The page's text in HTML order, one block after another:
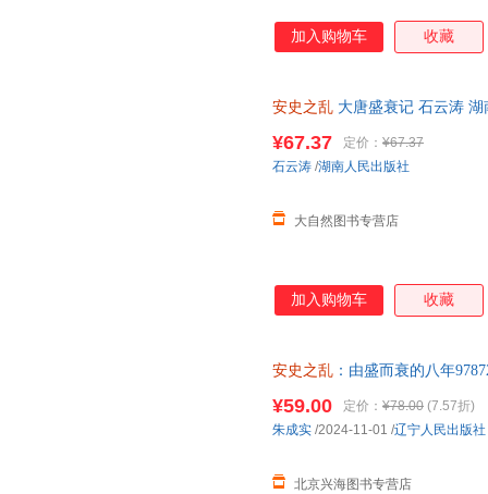
加入购物车 收藏
安史之乱 大唐盛衰记 石云涛
¥67.37 定价： ¥67.37
大自然图书专营店
石云涛 /湖南人民出版社
加入购物车 收藏
安史之乱 ：由盛而衰的八年
¥59.00 定价： ¥78.00 (7.57折)
北京兴海图书专营店
朱成实 /2024-11-01 /辽宁人民出版社